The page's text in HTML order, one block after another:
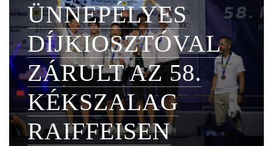
ÜNNEPÉLYES
DÍJKIOSZTÓVAL
ZÁRULT AZ 58.
KÉKSZALAG
RAIFFEISEN